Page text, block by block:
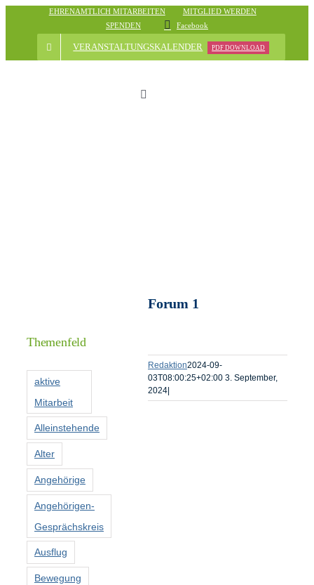
EHRENAMTLICH MITARBEITEN
MITGLIED WERDEN
SPENDEN
Facebook
VERANSTALTUNGSKALENDER PDF DOWNLOAD
Toggle
Förderer
Forum 1
Redaktion2024-09-
03T08:00:25+02:00 3. September,
2024
Themenfeld
aktive
Mitarbeit
Alleinstehende
Alter
Angehörige
Angehörigen-
Gesprächskreis
Ausflug
Bewegung